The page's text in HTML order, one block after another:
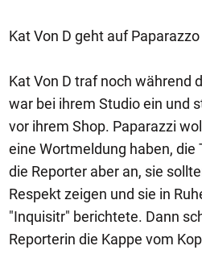
Kat Von D geht auf
Kat Von D traf noch während
war bei ihrem Studio ein und
vor ihrem Shop. Paparazzi
eine Wortmeldung haben, die
die Reporter aber an, sie
Respekt zeigen und sie in
"Inquisitr" berichtete. Dann
Reporterin die Kappe vom